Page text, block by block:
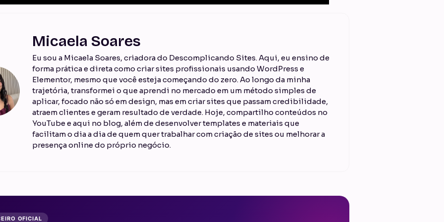
Micaela Soares
Eu sou a Micaela Soares, criadora do Descomplicando Sites. Aqui, eu ensino de
forma prática e direta como criar sites profissionais usando WordPress e
Elementor, mesmo que você esteja começando do zero. Ao longo da minha
trajetória, transformei o que aprendi no mercado em um método simples de
aplicar, focado não só em design, mas em criar sites que passam credibilidade,
atraem clientes e geram resultado de verdade. Hoje, compartilho conteúdos no
YouTube e aqui no blog, além de desenvolver templates e materiais que
facilitam o dia a dia de quem quer trabalhar com criação de sites ou melhorar a
presença online do próprio negócio.
OFICIAL